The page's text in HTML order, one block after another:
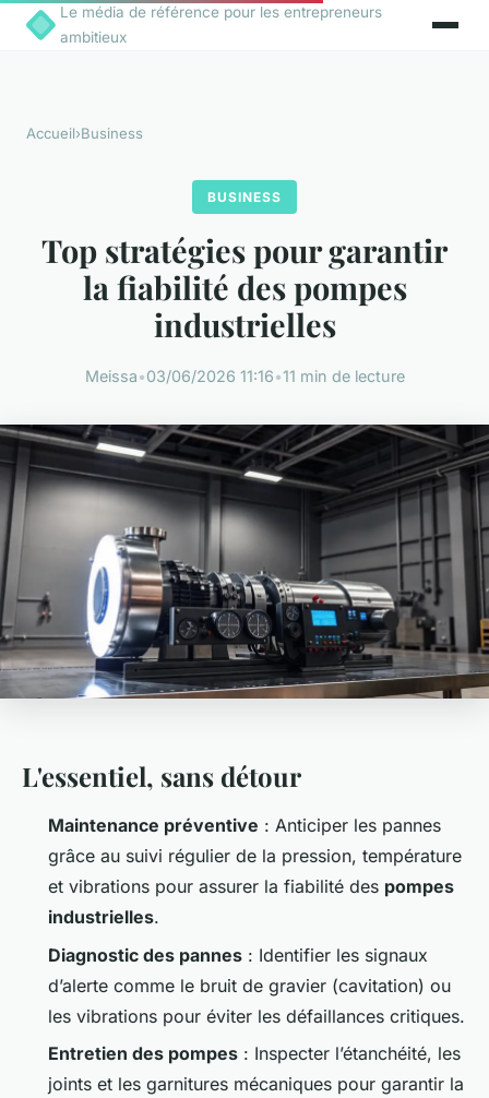
Le média de référence pour les entrepreneurs
ambitieux
Accueil›Business
BUSINESS
Top stratégies pour garantir
la fiabilité des pompes
industrielles
Meissa•03/06/2026 11:16•11 min de lecture
L'essentiel, sans détour
Maintenance préventive : Anticiper les pannes
grâce au suivi régulier de la pression, température
et vibrations pour assurer la fiabilité des pompes
industrielles.
Diagnostic des pannes : Identifier les signaux
d’alerte comme le bruit de gravier (cavitation) ou
les vibrations pour éviter les défaillances critiques.
Entretien des pompes : Inspecter l’étanchéité, les
joints et les garnitures mécaniques pour garantir la